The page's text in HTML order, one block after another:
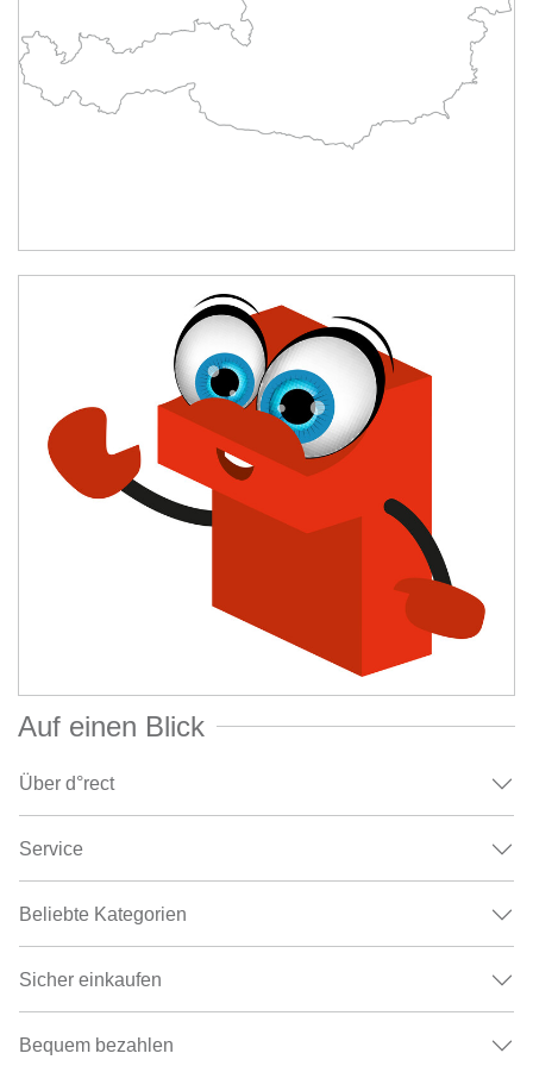
Auf einen Blick
Über d°rect
Service
Beliebte Kategorien
Sicher einkaufen
Bequem bezahlen